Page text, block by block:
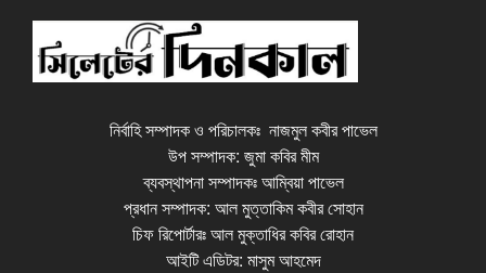
নির্বাহি সম্পাদক ও পরিচালকঃ নাজমুল কবীর পাভেল
উপ সম্পাদক: জুমা কবির মীম
ব্যবস্থাপনা সম্পাদকঃ আম্বিয়া পাভেল
প্রধান সম্পাদক: আল মুত্তাকিম কবীর সোহান
চিফ রিপোর্টারঃ আল মুক্তাধির কবির রোহান
আইটি এডিটর: মাসুম আহমেদ